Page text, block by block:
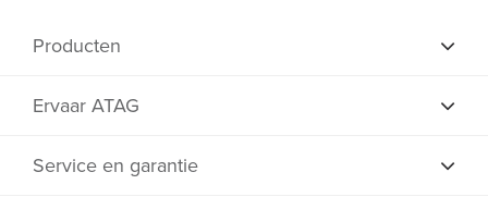
Producten
Ervaar ATAG
Service en garantie